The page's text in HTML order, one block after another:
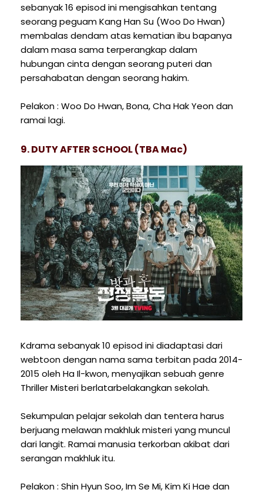
sebanyak 16 episod ini mengisahkan tentang
seorang peguam Kang Han Su (Woo Do Hwan)
membalas dendam atas kematian ibu bapanya
dalam masa sama terperangkap dalam
hubungan cinta dengan seorang puteri dan
persahabatan dengan seorang hakim.
Pelakon : Woo Do Hwan, Bona, Cha Hak Yeon dan
ramai lagi.
9. DUTY AFTER SCHOOL (TBA Mac)
Kdrama sebanyak 10 episod ini diadaptasi dari
webtoon dengan nama sama terbitan pada 2014-
2015 oleh Ha Il-kwon, menyajikan sebuah genre
Thriller Misteri berlatarbelakangkan sekolah.
Sekumpulan pelajar sekolah dan tentera harus
berjuang melawan makhluk misteri yang muncul
dari langit. Ramai manusia terkorban akibat dari
serangan makhluk itu.
Pelakon : Shin Hyun Soo, Im Se Mi, Kim Ki Hae dan